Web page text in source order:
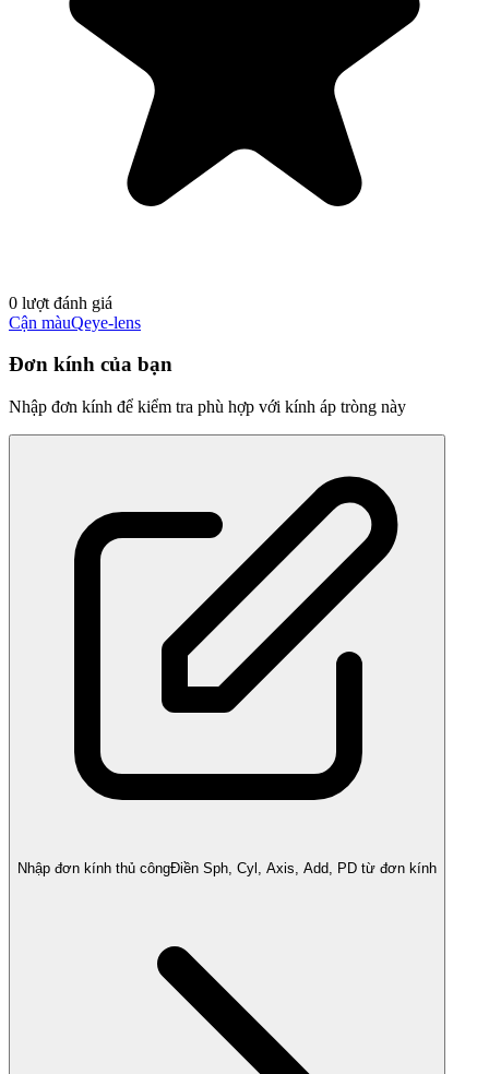
0 lượt đánh giá
Cận màuQeye-lens
Đơn kính của bạn
Nhập đơn kính để kiểm tra phù hợp với kính áp tròng này
Nhập đơn kính thủ côngĐiền Sph, Cyl, Axis, Add, PD từ đơn kính